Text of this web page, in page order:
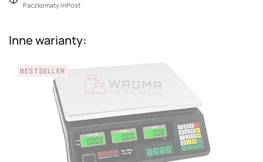
Paczkomaty InPost
Inne warianty:
BESTSELLER